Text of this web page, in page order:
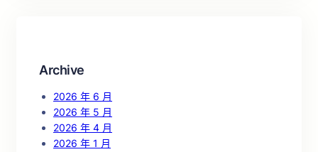
Archive
2026 年 6 月
2026 年 5 月
2026 年 4 月
2026 年 1 月